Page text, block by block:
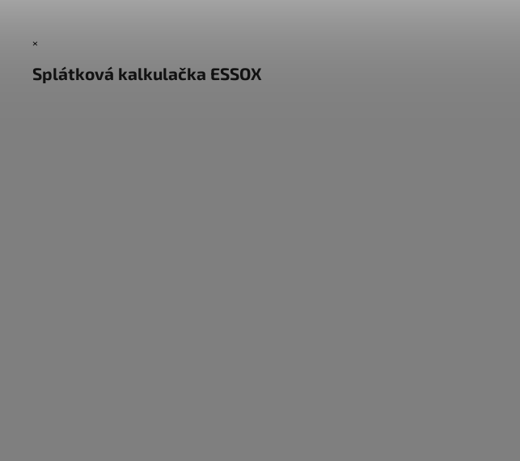
×
Splátková kalkulačka ESSOX